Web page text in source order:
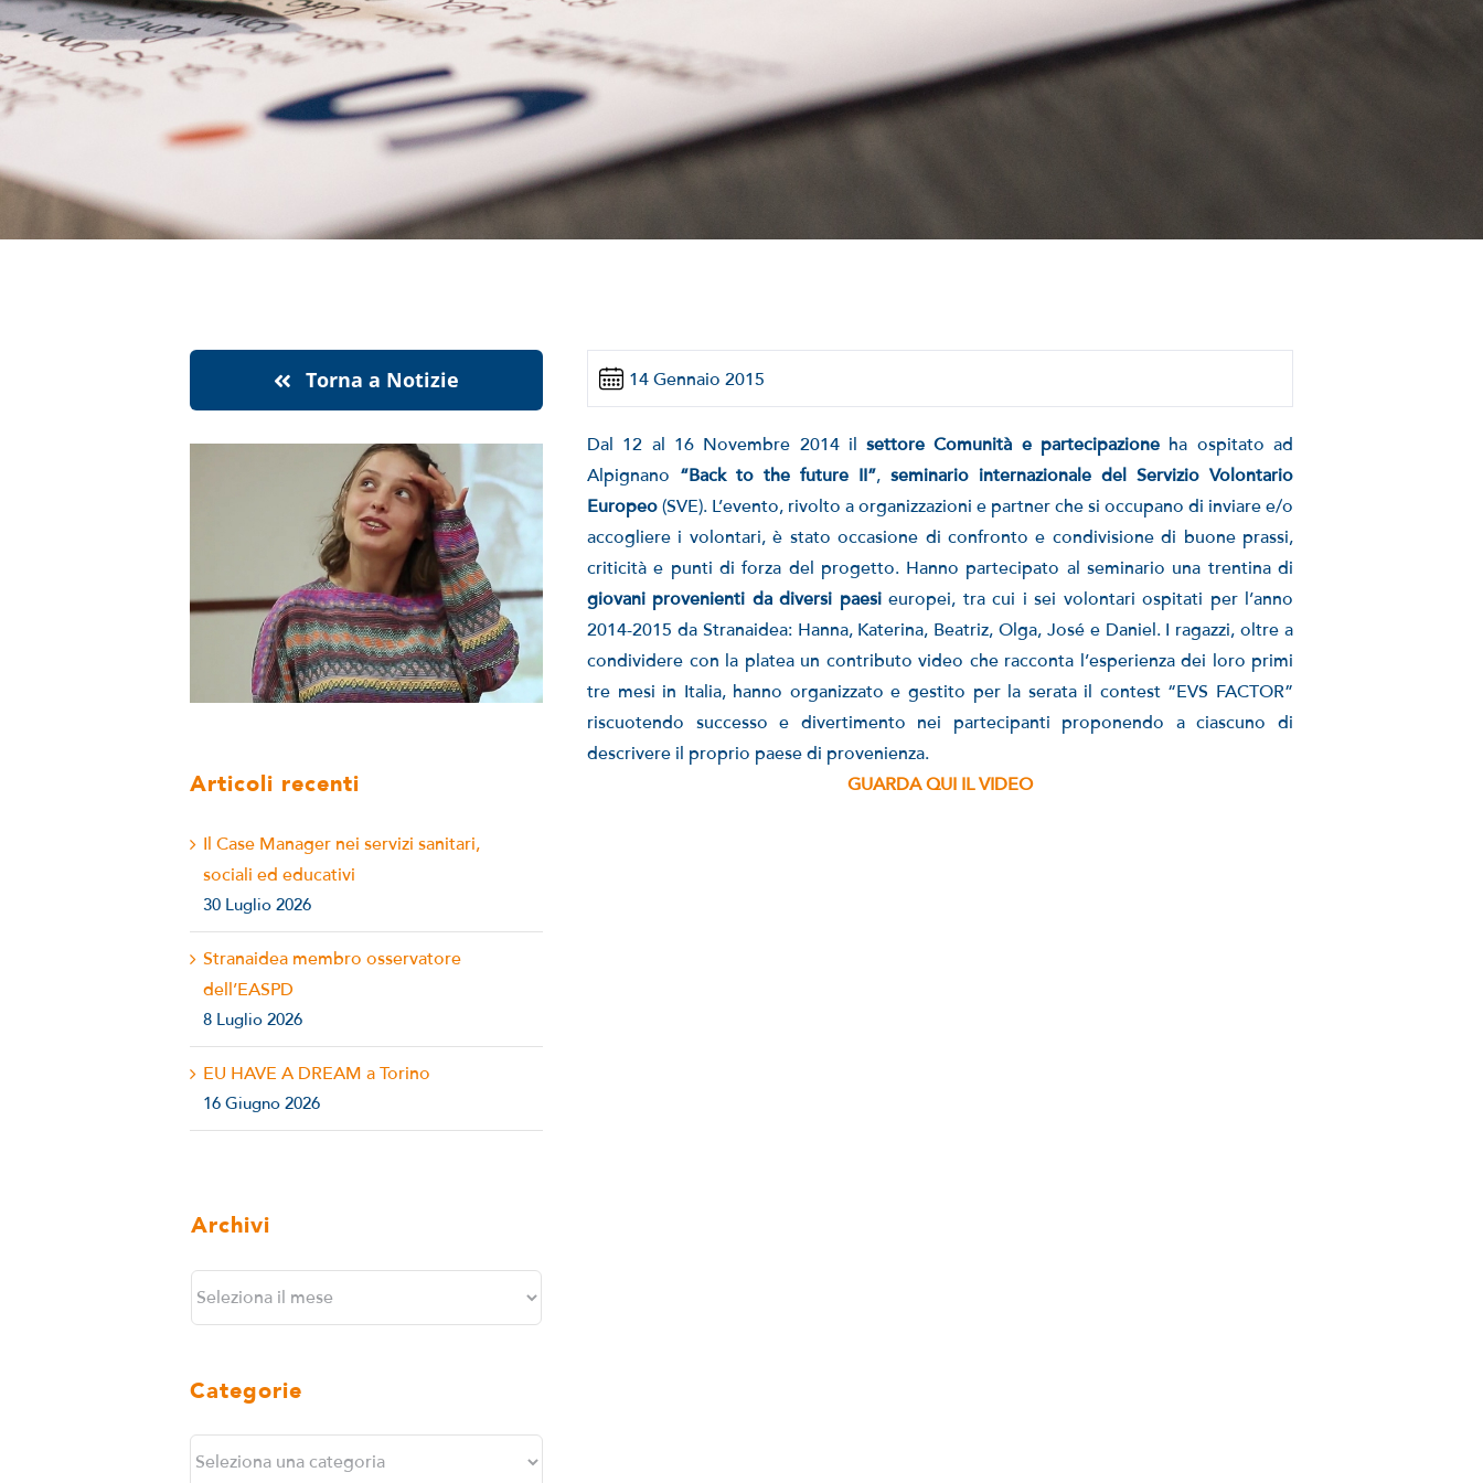
Torna a Notizie
Articoli recenti
Il Case Manager nei servizi sanitari,
sociali ed educativi
30 Luglio 2026
Stranaidea membro osservatore
dell’EASPD
8 Luglio 2026
EU HAVE A DREAM a Torino
16 Giugno 2026
Archivi
Categorie
Categorie
14 Gennaio 2015
Dal 12 al 16 Novembre 2014 ilsettore Comunità e partecipazione ha ospitato ad
Alpignano “Back to the future II”, seminario internazionale del Servizio Volontario
Europeo (SVE). L’evento, rivolto a organizzazioni e partner che si occupano di inviare e/o
accogliere i volontari, è stato occasione di confronto e condivisione di buone prassi,
criticità e punti di forza del progetto. Hanno partecipato al seminario una trentina di
giovani provenienti da diversi paesieuropei, tra cui i sei volontari ospitati per l’anno
2014-2015 da Stranaidea: Hanna, Katerina, Beatriz, Olga, José e Daniel. I ragazzi, oltre a
condividere con la platea un contributo video che racconta l’esperienza dei loro primi
tre mesi in Italia, hanno organizzato e gestito per la serata il contest “EVS FACTOR”
riscuotendo successo e divertimento nei partecipanti proponendo a ciascuno di
descrivere il proprio paese di provenienza.
GUARDA QUI IL VIDEO